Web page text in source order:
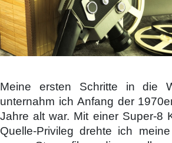
Meine ersten Schritte in die
unternahm ich Anfang der
Jahre alt war. Mit einer Super-8
Quelle-Privileg drehte ich